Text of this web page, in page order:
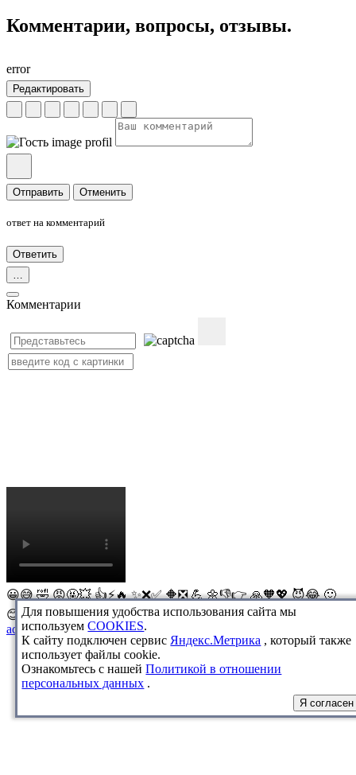
Комментарии, вопросы, отзывы.
error
Редактировать
Отправить Отменить
ответ на комментарий
Ответить
…
Комментарии
😀😅 🤣 😡🤬💥 👍⚡🔥 ✨❌✅ 🔶❎ 💪 🌼👎👉 🙏🧡💖 😈😂 🙂
😊 😜😝 😪🤢😱 😭😰😬 😇 🥰😍 😘
admin@breeds-info.ru
Для повышения удобства использования сайта мы
используемCOOKIES.
К сайту подключен сервис Яндекс.Метрика , который также
использует файлы cookie.
Ознакомьтесь с нашейПолитикой в отношении
персональных данных .
Я согласен